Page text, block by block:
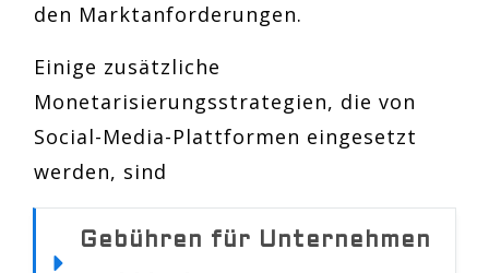
den Marktanforderungen.
Einige zusätzliche
Monetarisierungsstrategien, die von
Social-Media-Plattformen eingesetzt
werden, sind
Gebühren für Unternehmen